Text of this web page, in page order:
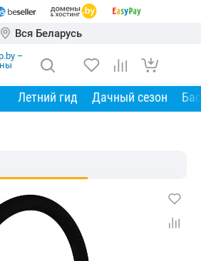
Вся Беларусь
Летний гид Дачный сезон